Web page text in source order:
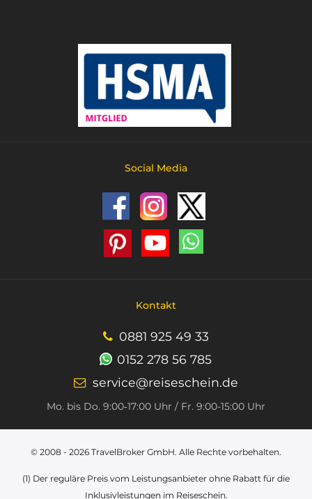
Social Media
Kontakt
0881 925 49 33
0152 278 56 785
service@reiseschein.de
Mo. bis Do. 9:00‑17:00 Uhr / Fr. 9:00-15:00 Uhr
© 2008 - 2026 TravelBroker GmbH. Alle Rechte vorbehalten.
(1) Der reguläre Preis vom Leistungsanbieter ohne Rabatt für die
Inklusivleistungen im Reiseschein.